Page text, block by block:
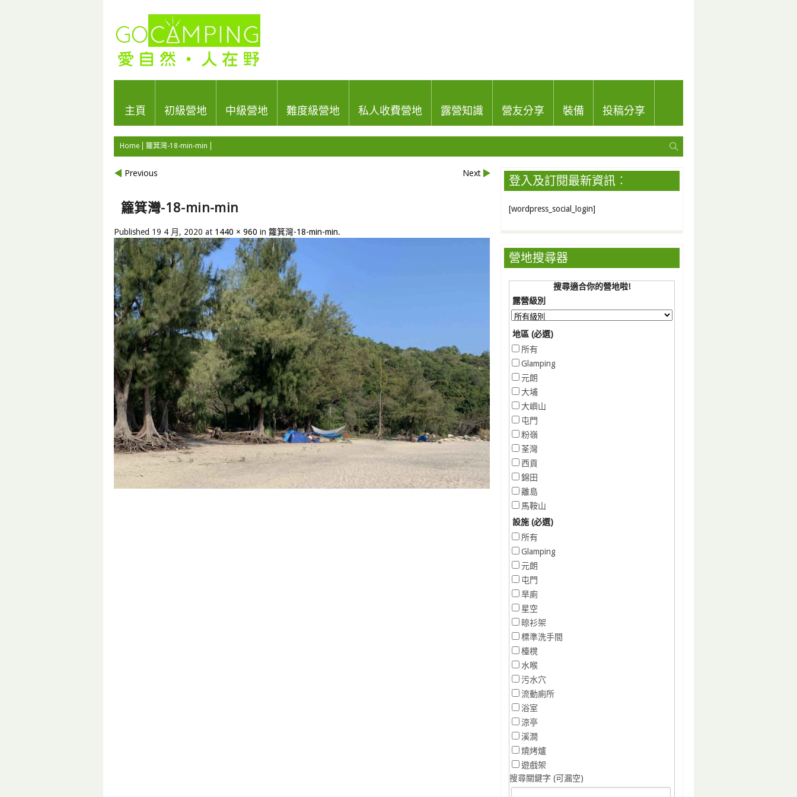
主頁 初級營地 中級營地 難度級營地 私人收費營地 露營知識 營友分享 裝備 投稿分享
Home 籮箕灣-18-min-min
Previous Next
籮箕灣-18-min-min
Published 19 4 月, 2020 at 1440 × 960 in 籮箕灣-18-min-min.
登入及訂閱最新資訊︰
[wordpress_social_login]
營地搜尋器
搜尋適合你的營地啦!
露營級別
地區 (必選)
所有
Glamping
元朗
大埔
大嶼山
屯門
粉嶺
荃灣
西貢
錦田
離島
馬鞍山
設施 (必選)
所有
Glamping
元朗
屯門
旱廁
星空
晾衫架
標準洗手間
檯櫈
水喉
污水穴
流動廁所
浴室
涼亭
溪澗
燒烤爐
遊戲架
搜尋關鍵字 (可漏空)